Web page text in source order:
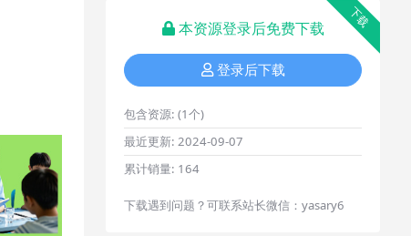
下载
本资源登录后免费下载
登录后下载
包含资源: (1个)
最近更新: 2024-09-07
累计销量: 164
下载遇到问题？可联系站长微信：yasary6